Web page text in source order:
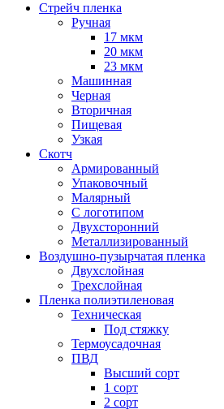
Стрейч пленка
Ручная
17 мкм
20 мкм
23 мкм
Машинная
Черная
Вторичная
Пищевая
Узкая
Скотч
Армированный
Упаковочный
Малярный
С логотипом
Двухсторонний
Металлизированный
Воздушно-пузырчатая пленка
Двухслойная
Трехслойная
Пленка полиэтиленовая
Техническая
Под стяжку
Термоусадочная
ПВД
Высший сорт
1 сорт
2 сорт